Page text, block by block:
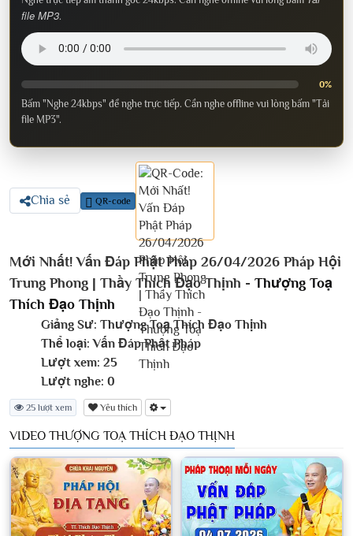
file MP3.
0%
Bấm "Nghe 24kbps" để nghe trực tiếp. Cần nghe offline vui lòng bấm "Tải
file MP3".
Chia sẻ QR-code
Mới Nhất! Vấn Đáp Phật Pháp 26/04/2026 Pháp Hội
Trung Phong | Thầy Thích Đạo Thịnh - Thượng Toạ
Thích Đạo Thịnh
Giảng Sư: Thượng Toạ Thích Đạo Thịnh
Thể loại: Vấn Đáp Phật Pháp
Lượt xem: 25
Lượt nghe: 0
25 lượt xem Yêu thích
VIDEO THƯỢNG TOẠ THÍCH ĐẠO THỊNH